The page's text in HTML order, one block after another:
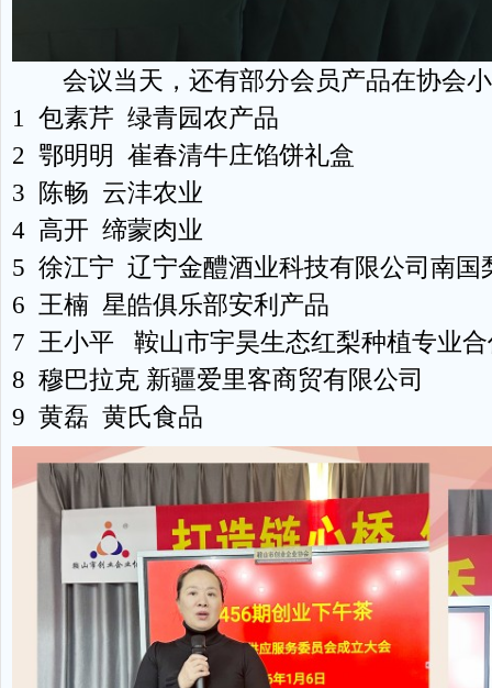
会议当天，还有部分会员产品在协会小
1 包素芹 绿青园农产品
2 鄂明明 崔春清牛庄馅饼礼盒
3 陈畅 云沣农业
4 高开 缔蒙肉业
5 徐江宁 辽宁金醴酒业科技有限公司南国
6 王楠 星皓俱乐部安利产品
7 王小平 鞍山市宇昊生态红梨种植专业合
8 穆巴拉克 新疆爱里客商贸有限公司
9 黄磊 黄氏食品